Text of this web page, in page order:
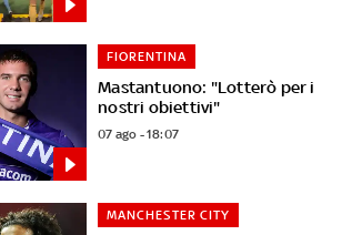
Mastantuono: "Lotterò per i
nostri obiettivi"
FIORENTINA
07 ago - 18:07
MANCHESTER CITY